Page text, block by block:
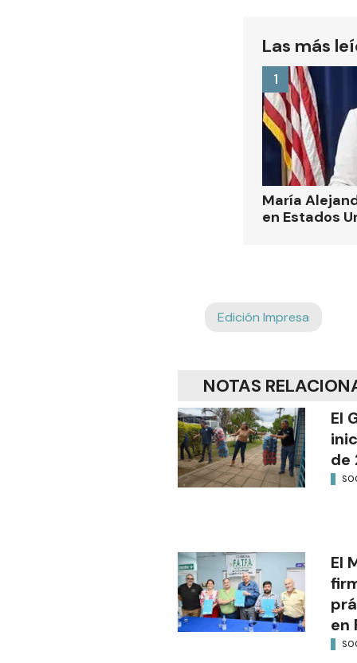
Las más
María
en Estados
1
Edición Impresa
NOTAS
El
de
El
en